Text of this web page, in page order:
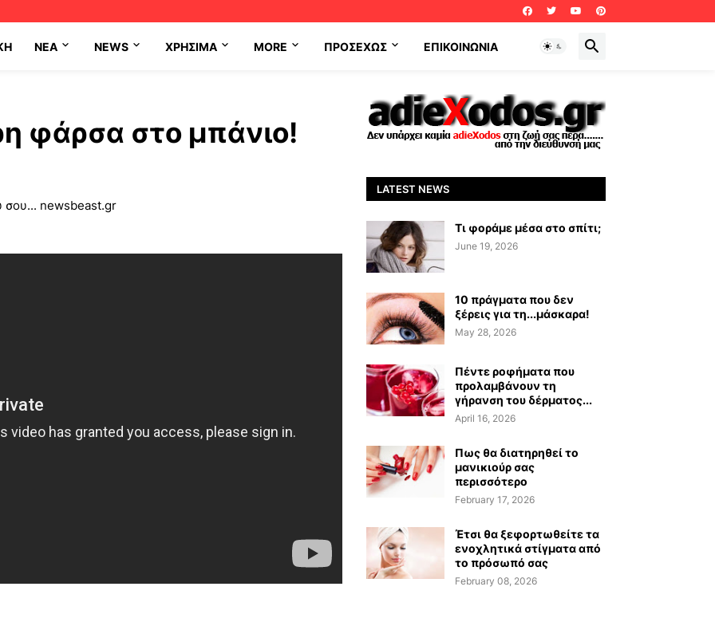
NEA NEWS ΧΡΉΣΙΜΑ MORE ΠΡΟΣΕΧΩΣ ΕΠΙΚΟΙΝΩΝΊΑ
φάρσα στο μπάνιο!
σου... newsbeast.gr
LATEST NEWS
Τι φοράμε μέσα στο σπίτι;
June 19, 2026
10 πράγματα που δεν
ξέρεις για τη...μάσκαρα!
May 28, 2026
Πέντε ροφήματα που
προλαμβάνουν τη
γήρανση του δέρματος...
April 16, 2026
Πως θα διατηρηθεί το
μανικιούρ σας
περισσότερο
February 17, 2026
Έτσι θα ξεφορτωθείτε τα
ενοχλητικά στίγματα από
το πρόσωπό σας
February 08, 2026